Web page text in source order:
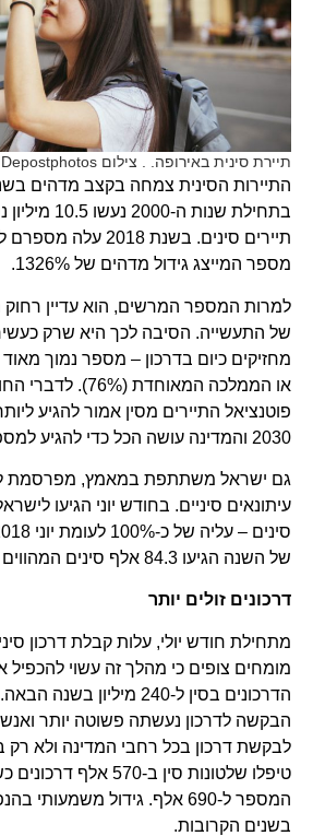
תיירת סינית באירופה. . צילום Depostphotos
התיירות הסינית צמחה בקצב מדהים
בתחילת שנות ה-2000
מספר המייצג גידול מדהים של 1326%.
למרות המספר המרשים, הוא עדיין רחוק
של התעשייה. הסיבה לכך היא שרק
או הממלכה המאוחדת (76%).
2030 והמדינה עושה הכל כדי להגיע למספר זה.
גם ישראל משתתפת במאמץ, מפרסמת
של השנה הגיעו 84.3 אלף סינים המהווים עליה של 67%.
דרכונים זולים יותר
מומחים צופים כי מהלך זה עשוי להכפיל
הדרכונים בסין ל-240 מיליון
הבקשה לדרכון נעשתה פשוטה יותר ואנשים
המספר ל-690 אלף. גידול משמעותי
בשנים הקרובות.